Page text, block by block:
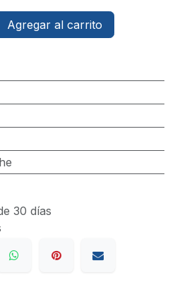
Agregar al carrito
30 días